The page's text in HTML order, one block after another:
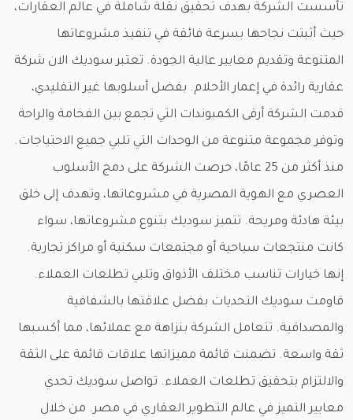
تأسست الشركة بهدف تحقيق نقلة شاملة في عالم العقارات،
حيث أثبتت نجاحها بسرعة فائقة في تنفيذ مشروعاتها
المتنوعة وتقديم معايير عالية الجودة. تعتبر سوديك الان شركة
عقارية رائدة في إعمار الأحلام. بفضل أسلوبها غير التقليدي،
قدمت الشركة أرقى الكمبوندات التي تجمع بين الفخامة والراحة
وتوفر مجموعة متنوعة من الوحدات التي تلبي جميع الاحتياجات.
منذ أكثر من 25 عامًا، حرصت الشركة على دمج الأسلوب
العصري مع الهوية المصرية في مشروعاتها، وتهدف إلى خلق
بيئة هادئة ومريحة. تتميز سوديك بتنوع مشروعاتها، سواء
كانت منتجعات سياحية أو مجتمعات سكنية أو مراكز تجارية.
إنها خيارات تناسب مختلف الأذواق وتلبي تطلعات العملاء.
قاومت سوديك التحديات بفضل علاقتها بالشفافية
والمصداقية. تتعامل الشركة بنزاهة مع عملائها، مما أكسبها
ثقة واسعة. تضمنت قائمة مميزاتها علاقات قائمة على الثقة
والالتزام بتحقيق تطلعات العملاء. تواصل سوديك تحدي
معايير التميز في عالم التطوير العقاري في مصر. من خلال